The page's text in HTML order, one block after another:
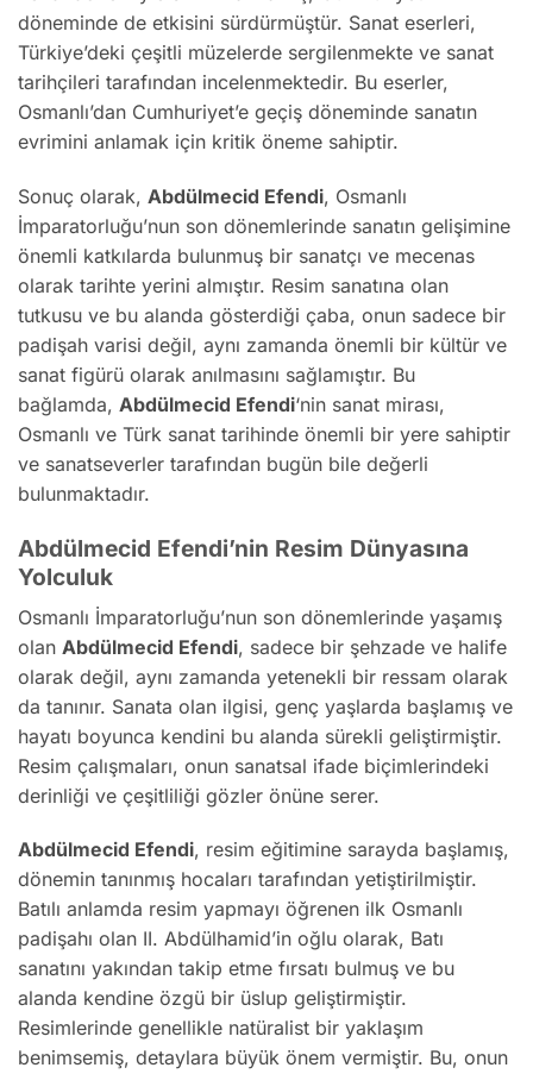
döneminde de etkisini sürdürmüştür. Sanat eserleri,
Türkiye’deki çeşitli müzelerde sergilenmekte ve sanat
tarihçileri tarafından incelenmektedir. Bu eserler,
Osmanlı’dan Cumhuriyet’e geçiş döneminde sanatın
evrimini anlamak için kritik öneme sahiptir.
Sonuç olarak, Abdülmecid Efendi, Osmanlı
İmparatorluğu’nun son dönemlerinde sanatın gelişimine
önemli katkılarda bulunmuş bir sanatçı ve mecenas
olarak tarihte yerini almıştır. Resim sanatına olan
tutkusu ve bu alanda gösterdiği çaba, onun sadece bir
padişah varisi değil, aynı zamanda önemli bir kültür ve
sanat figürü olarak anılmasını sağlamıştır. Bu
bağlamda, Abdülmecid Efendi‘nin sanat mirası,
Osmanlı ve Türk sanat tarihinde önemli bir yere sahiptir
ve sanatseverler tarafından bugün bile değerli
bulunmaktadır.
Abdülmecid Efendi’nin Resim Dünyasına
Yolculuk
Osmanlı İmparatorluğu’nun son dönemlerinde yaşamış
olan Abdülmecid Efendi, sadece bir şehzade ve halife
olarak değil, aynı zamanda yetenekli bir ressam olarak
da tanınır. Sanata olan ilgisi, genç yaşlarda başlamış ve
hayatı boyunca kendini bu alanda sürekli geliştirmiştir.
Resim çalışmaları, onun sanatsal ifade biçimlerindeki
derinliği ve çeşitliliği gözler önüne serer.
Abdülmecid Efendi, resim eğitimine sarayda başlamış,
dönemin tanınmış hocaları tarafından yetiştirilmiştir.
Batılı anlamda resim yapmayı öğrenen ilk Osmanlı
padişahı olan II. Abdülhamid’in oğlu olarak, Batı
sanatını yakından takip etme fırsatı bulmuş ve bu
alanda kendine özgü bir üslup geliştirmiştir.
Resimlerinde genellikle natüralist bir yaklaşım
benimsemiş, detaylara büyük önem vermiştir. Bu, onun